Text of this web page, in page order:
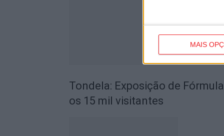
MAIS
Tondela: Exposição de
os 15 mil visitantes